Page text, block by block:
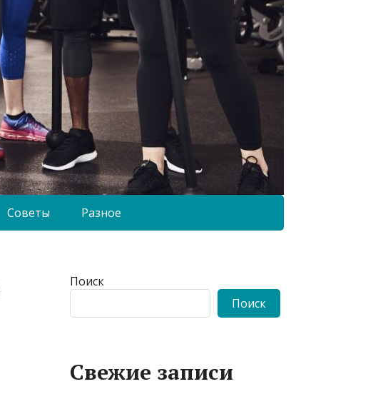
Советы Разное
Поиск
Поиск
Свежие записи